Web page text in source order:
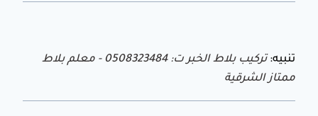
تنبيه:
تركيب بلاط الخبر ت: 0508323484 - معلم بلاط
ممتاز الشرقية